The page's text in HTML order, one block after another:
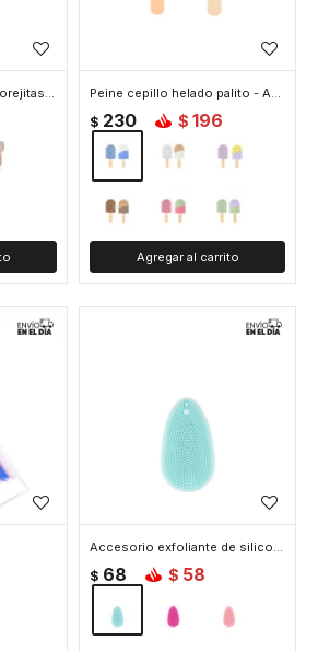
Peine cepillo redondo orejitas gato - Azul Peine cepillo helado palito - Azul
$ 230 $ 196
Accesorio exfoliante de silicona - Celeste
$ 68 $ 58